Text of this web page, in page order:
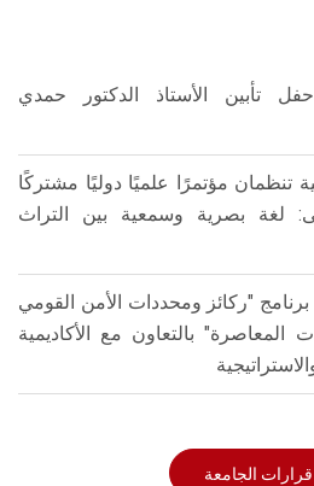
تأبين الأستاذ الدكتور حمدي
تنظمان مؤتمرًا علميًا دوليًا مشتركًا
لغة بصرية وسمعية بين التراث
"ركائز ومحددات الأمن القومي
بالتعاون مع الأكاديمية
الجامعة